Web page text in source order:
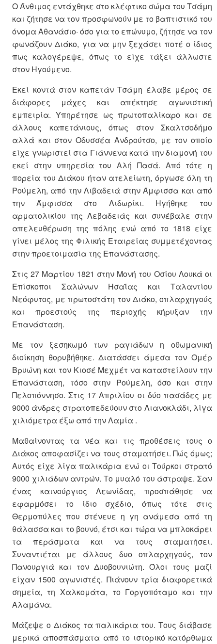
Ο Άνθιμος εντάχθηκε στο κλέφτικο σώμα του Τσάμη
και ζήτησε να τον προσφωνούν με το βαπτιστικό του
όνομα Αθανάσιο· όσο για το επώνυμο, ζήτησε να τον
φωνάζουν Διάκο, για να μην ξεχάσει ποτέ ο ίδιος
πως καλογέρεψε, όπως το είχε τάξει άλλωστε
στον Ηγούμενο.
Εκεί κοντά στον καπετάν Τσάμη έλαβε μέρος σε
διάφορες μάχες και απέκτησε αγωνιστική
εμπειρία. Υπηρέτησε ως πρωτοπαλίκαρο και σε
άλλους καπετάνιους, όπως στον Σκαλτσοδήμο
αλλά και στον Οδυσσέα Ανδρούτσο, με τον οποίο
είχε γνωριστεί στα Γιάννενα κατά την διαμονή του
εκεί στην υπηρεσία του Αλή Πασά. Από τότε η
πορεία του Διάκου ήταν ατελείωτη, όργωσε όλη τη
Ρούμελη, από την Λιβαδειά στην Άμφισσα και από
την Άμφισσα στο Λιδωρίκι. Ηγήθηκε του
αρματολικίου της Λεβαδειάς και συνέβαλε στην
απελευθέρωση της πόλης ενώ από το 1818 είχε
γίνει μέλος της Φιλικής Εταιρείας συμμετέχοντας
στην προετοιμασία της Επανάστασης.
Στις 27 Μαρτίου 1821 στην Μονή του Οσίου Λουκά οι
Επίσκοποι Σαλώνων Ησαΐας και Ταλαντίου
Νεόφυτος, με πρωτοστάτη τον Διάκο, οπλαρχηγούς
και προεστούς της περιοχής κήρυξαν την
Επανάσταση.
Με τον ξεσηκωμό των ραγιάδων η οθωμανική
διοίκηση θορυβήθηκε. Διατάσσει άμεσα τον Ομέρ
Βρυώνη και τον Κιοσέ Μεχμέτ να καταστείλουν την
Επανάσταση, τόσο στην Ρούμελη, όσο και στην
Πελοπόννησο. Στις 17 Απριλίου οι δύο πασάδες με
9000 άνδρες στρατοπεδεύουν στο Λιανοκλάδι, λίγα
χιλιόμετρα έξω από την Λαμία .
Μαθαίνοντας τα νέα και τις προθέσεις τους ο
Διάκος αποφασίζει να τους σταματήσει. Πώς όμως;
Αυτός είχε λίγα παλικάρια ενώ οι Τούρκοι στρατό
9000 χιλιάδων αντρών. Το μυαλό του άστραψε. Σαν
ένας καινούργιος Λεωνίδας, προσπάθησε να
εφαρμόσει το ίδιο σχέδιο, όπως τότε στις
Θερμοπύλες που στένευε η γη ανάμεσα από τη
θάλασσα και το βουνό, έτσι και τώρα να μπλοκάρει
τα περάσματα και να τους σταματήσει.
Συναντιέται με άλλους δυο οπλαρχηγούς, τον
Πανουργιά και τον Δυοβουνιώτη. Όλοι τους μαζί
είχαν 1500 αγωνιστές. Πιάνουν τρία διαφορετικά
σημεία, τη Χαλκομάτα, το Γοργοπόταμο και την
Αλαμάνα.
Μάζεψε ο Διάκος τα παλικάρια του. Τους διάβασε
μερικά αποσπάσματα από το ιστορικό κατόρθωμα